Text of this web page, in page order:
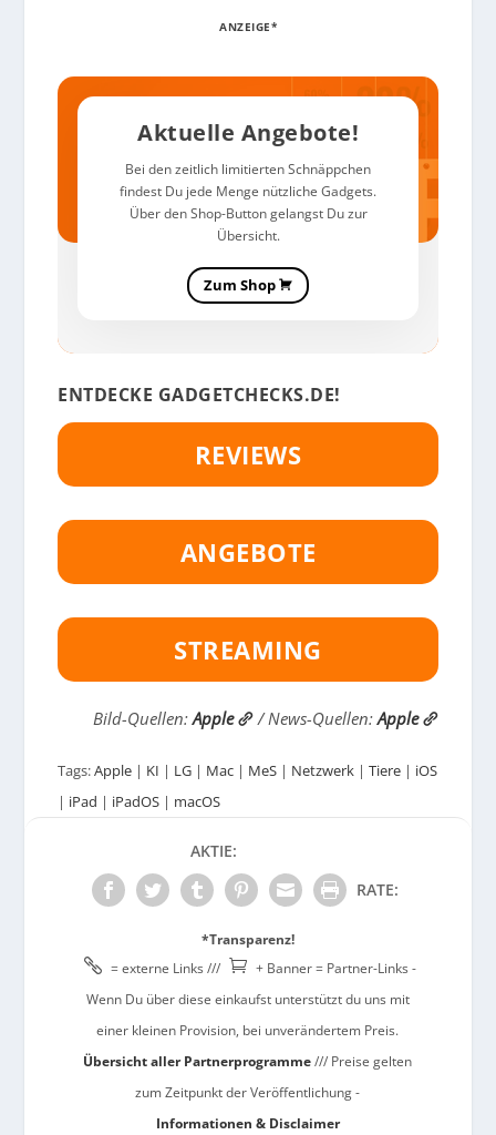
ANZEIGE*
Aktuelle Angebote!
Bei den zeitlich limitierten Schnäppchen
findest Du jede Menge nützliche Gadgets.
Über den Shop-Button gelangst Du zur
Übersicht.
Zum Shop
ENTDECKE GADGETCHECKS.DE!
REVIEWS
ANGEBOTE
STREAMING
Bild-Quellen:Apple / News-Quellen:Apple
Tags:Apple | KI | LG | Mac | MeS | Netzwerk |Tiere | iOS
| iPad | iPadOS | macOS
AKTIE:
RATE:
*Transparenz!
 = externe Links ///  + Banner = Partner-Links -
Wenn Du über diese einkaufst unterstützt du uns mit
einer kleinen Provision, bei unverändertem Preis.
Übersicht aller Partnerprogramme/// Preise gelten
zum Zeitpunkt der Veröffentlichung -
Informationen & Disclaimer